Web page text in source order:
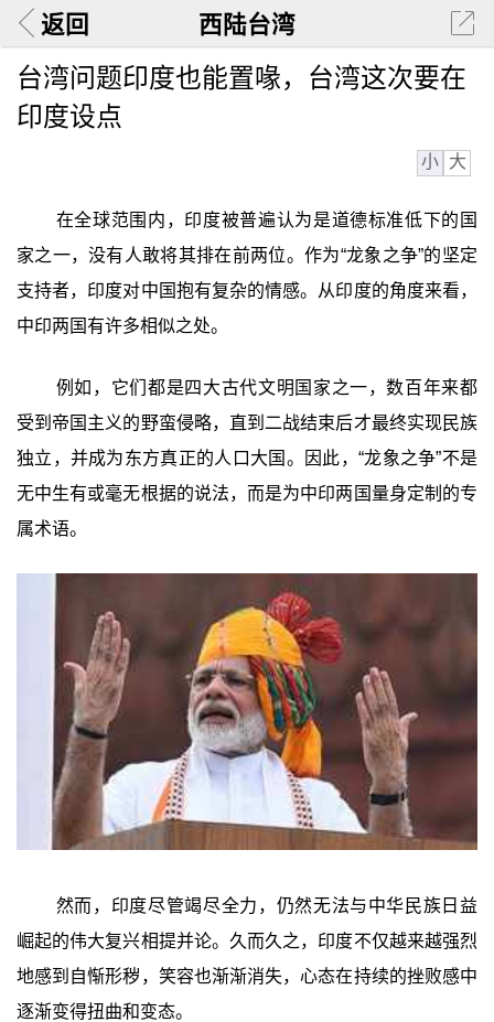
返回 西陆台湾
台湾问题印度也能置喙，台湾这次要在
印度设点
小 大
在全球范围内，印度被普遍认为是道德标准低下的国
家之一，没有人敢将其排在前两位。作为“龙象之争”的坚定
支持者，印度对中国抱有复杂的情感。从印度的角度来看，
中印两国有许多相似之处。
例如，它们都是四大古代文明国家之一，数百年来都
受到帝国主义的野蛮侵略，直到二战结束后才最终实现民族
独立，并成为东方真正的人口大国。因此，“龙象之争”不是
无中生有或毫无根据的说法，而是为中印两国量身定制的专
属术语。
然而，印度尽管竭尽全力，仍然无法与中华民族日益
崛起的伟大复兴相提并论。久而久之，印度不仅越来越强烈
地感到自惭形秽，笑容也渐渐消失，心态在持续的挫败感中
逐渐变得扭曲和变态。